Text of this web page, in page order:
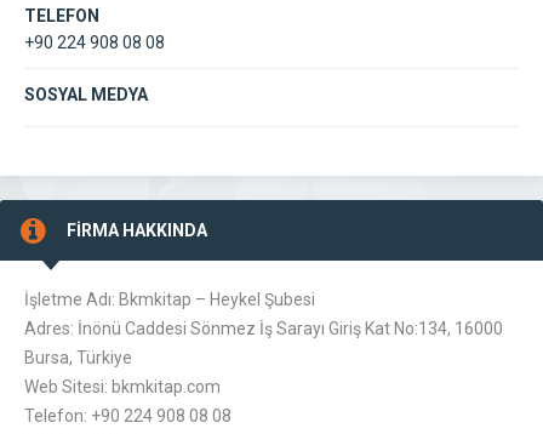
TELEFON
+90 224 908 08 08
SOSYAL MEDYA
FİRMA HAKKINDA
İşletme Adı: Bkmkitap – Heykel Şubesi
Adres: İnönü Caddesi Sönmez İş Sarayı Giriş Kat No:134, 16000
Bursa, Türkiye
Web Sitesi: bkmkitap.com
Telefon: +90 224 908 08 08